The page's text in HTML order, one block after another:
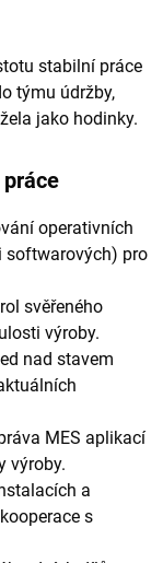
stabilní práce
týmu údržby,
jako hodinky.
operativních
softwarových) pro
svěřeného
výroby.
nad stavem
MES aplikací
výroby.
a
s